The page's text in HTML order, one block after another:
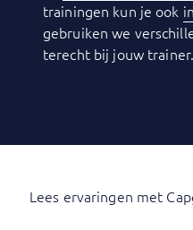
trainingen kun je ook
gebruiken we
terecht bij jouw trainer.
Lees ervaringen met